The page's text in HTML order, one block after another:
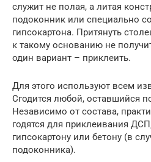
служит не полая, а литая
подоконник или специально
гипсокартона. Притянуть
к такому основанию не
один вариант – приклеить.
Для этого используют всем
Сгодится любой, оставшийся
Независимо от состава,
годятся для приклеивания
гипсокартону или бетону (в
подоконника).